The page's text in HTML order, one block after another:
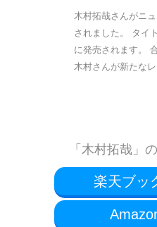
木村拓哉さんがニ
されました。 タイ
に発売されます。
木村さんが新たな
「木村拓哉」
楽天ブッ